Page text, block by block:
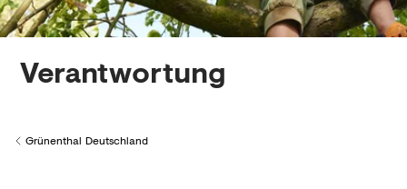
Verantwortung
Back to
Grünenthal Deutschland